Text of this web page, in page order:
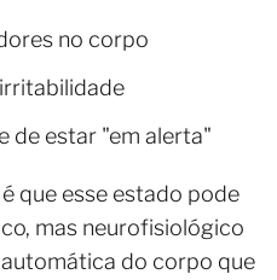
no corpo
de estar "em alerta"
que esse estado pode
mas neurofisiológico
do corpo que